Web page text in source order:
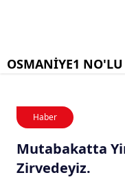
OSMANİYE1 NO'LU
Haber
Mutabakatta
Zirvedeyiz.